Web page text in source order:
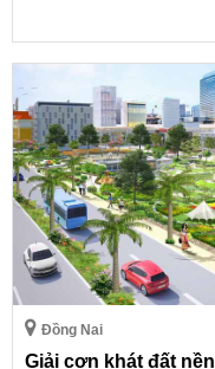
Đồng Nai
Giải cơn khát đất nền